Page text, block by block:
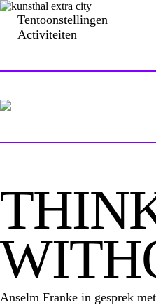
Tentoonstellingen
Activiteiten
Anselm Franke in gesprek